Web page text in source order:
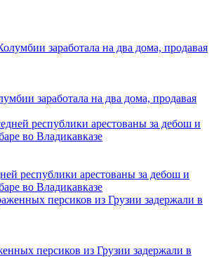
заработала на два дома, продавая
республики арестованы за дебош и
во Владикавказе
персиков из Грузии задержали в